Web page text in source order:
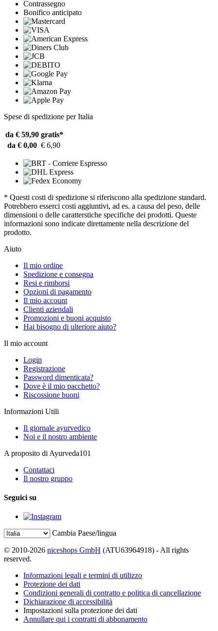
Contrassegno
Bonifico anticipato
Spese di spedizione per Italia
da € 59,90 gratis*
da € 0,00 € 6,90
* Questi costi di spedizione si riferiscono alla spedizione standard.
Potrebbero esserci costi aggiuntivi, ad es. a causa del peso, delle
dimensioni o delle caratterstiche specifiche dei prodotti. Queste
informazioni sono indicate direttamente nella descrizione del
prodotto.
Aiuto
Il mio ordine
Spedizione e consegna
Resi e rimborsi
Opzioni di pagamento
Il mio account
Clienti aziendali
Promozioni e buoni acquisto
Hai bisogno di ulteriore aiuto?
Il mio account
Login
Registrazione
Password dimenticata?
Dove è il mio pacchetto?
Riscossione buoni
Informazioni Utili
Il giornale ayurvedico
Noi e il nostro ambiente
A proposito di Ayurveda101
Contattaci
Il nostro gruppo
Seguici su
Cambia Paese/lingua
© 2010-2026 niceshops GmbH (ATU63964918) - All rights
reserved.
Informazioni legali e termini di utilizzo
Protezione dei dati
Condizioni generali di contratto e politica di cancellazione
Dichiarazione di accessibilità
Impostazioni sulla protezione dei dati
Annullare qui i contratti di abbonamento